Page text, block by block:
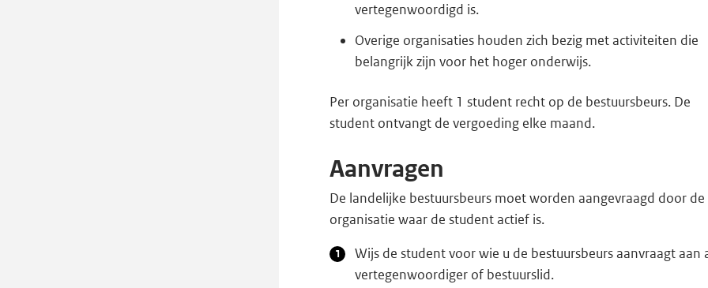
vertegenwoordigd is.
Overige organisaties houden zich bezig met activiteiten die
belangrijk zijn voor het hoger onderwijs.
Per organisatie heeft 1 student recht op de bestuursbeurs. De
student ontvangt de vergoeding elke maand.
Aanvragen
De landelijke bestuursbeurs moet worden aangevraagd door de
organisatie waar de student actief is.
Wijs de student voor wie u de bestuursbeurs aanvraagt aan
vertegenwoordiger of bestuurslid.